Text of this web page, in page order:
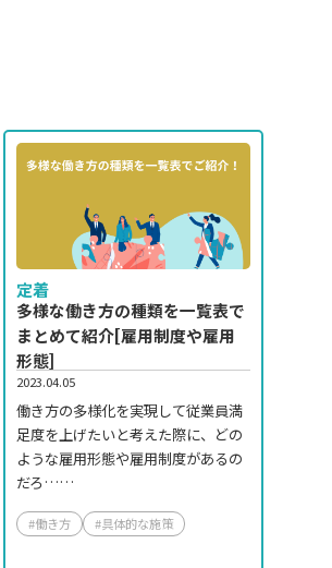
定着
多様な働き方の種類を一覧表で
まとめて紹介[雇用制度や雇用
形態]
2023.04.05
働き方の多様化を実現して従業員満
足度を上げたいと考えた際に、どの
ような雇用形態や雇用制度があるの
だろ……
#働き方 #具体的な施策